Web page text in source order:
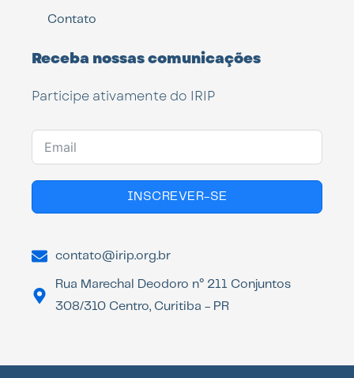
Contato
Receba nossas comunicações
Participe ativamente do IRIP
INSCREVER-SE
contato@irip.org.br
Rua Marechal Deodoro n° 211 Conjuntos
308/310 Centro, Curitiba - PR